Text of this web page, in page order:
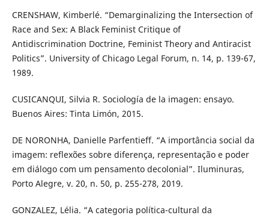
CRENSHAW, Kimberlé. “Demarginalizing the Intersection of
Race and Sex: A Black Feminist Critique of
Antidiscrimination Doctrine, Feminist Theory and Antiracist
Politics”. University of Chicago Legal Forum, n. 14, p. 139-67,
1989.
CUSICANQUI, Silvia R. Sociología de la imagen: ensayo.
Buenos Aires: Tinta Limón, 2015.
DE NORONHA, Danielle Parfentieff. “A importância social da
imagem: reflexões sobre diferença, representação e poder
em diálogo com um pensamento decolonial”. Iluminuras,
Porto Alegre, v. 20, n. 50, p. 255-278, 2019.
GONZALEZ, Lélia. “A categoria política-cultural da